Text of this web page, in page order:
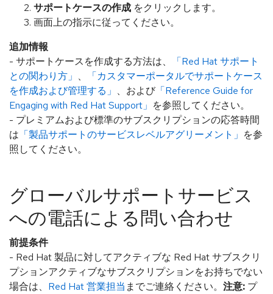
サポートケースの作成 をクリックします。
画面上の指示に従ってください。
追加情報
- サポートケースを作成する方法は、
「Red Hat サポート
との関わり方」 、
「カスタマーポータルでサポートケース
を作成および管理する」 、および「Reference Guide for
Engaging with Red Hat Support」 を参照してください。
- プレミアムおよび標準のサブスクリプションの応答時間
は 「製品サポートのサービスレベルアグリーメント」 を参
照してください。
グローバルサポートサービス
への電話による問い合わせ
前提条件
- Red Hat 製品に対してアクティブな Red Hat サブスクリ
プションアクティブなサブスクリプションをお持ちでない
場合は、 Red Hat 営業担当 までご連絡ください。 注意: プ